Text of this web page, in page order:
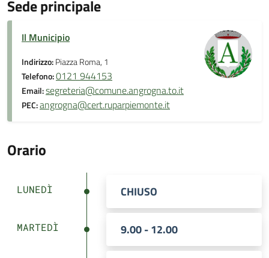
Sede principale
Il Municipio
Indirizzo:Piazza Roma, 1
Telefono:0121 944153
Email:segreteria@comune.angrogna.to.it
PEC:angrogna@cert.ruparpiemonte.it
Orario
LUNEDÌ CHIUSO
MARTEDÌ 9.00 - 12.00